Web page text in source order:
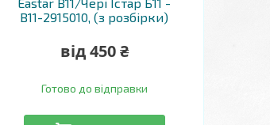
B11-2915010, (з розбірки)
від 450 ₴
Готово до відправки